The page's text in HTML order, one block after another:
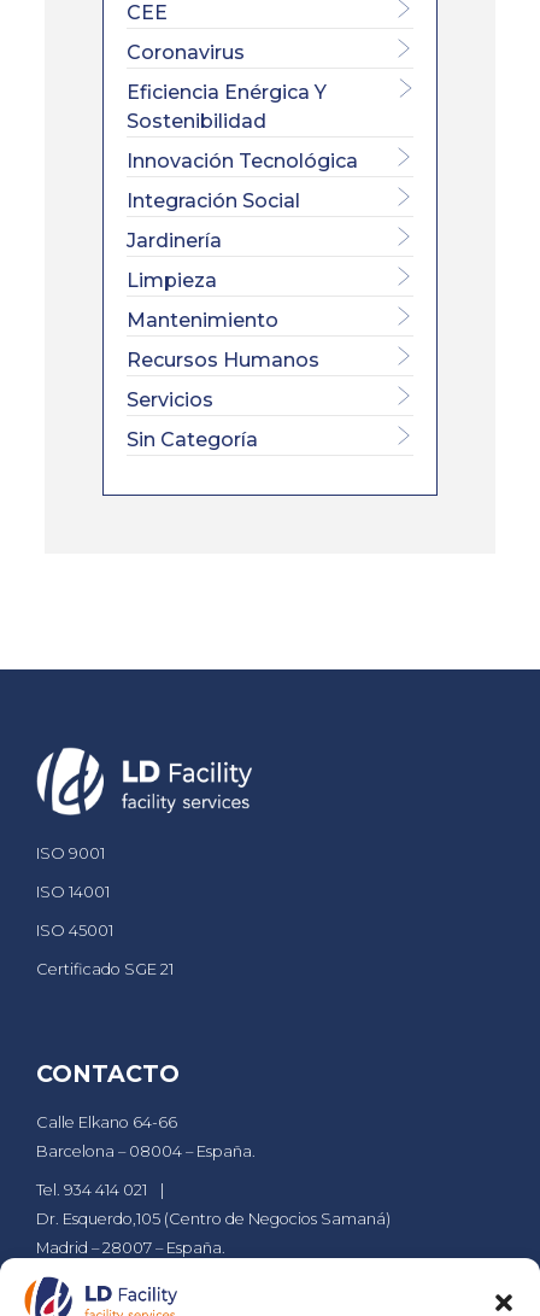
CEE
Coronavirus
Eficiencia Enérgica Y
Sostenibilidad
Innovación Tecnológica
Integración Social
Jardinería
Limpieza
Mantenimiento
Recursos Humanos
Servicios
Sin Categoría
ISO 9001
ISO 14001
ISO 45001
Certificado SGE 21
CONTACTO
Calle Elkano 64-66
Barcelona – 08004 – España.
Tel. 934 414 021
Dr. Esquerdo,105 (Centro de Negocios Samaná)
Madrid – 28007 – España.
Tel. 911 610 029